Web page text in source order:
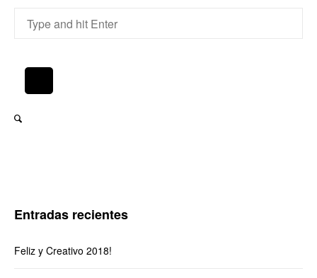
Entradas recientes
Feliz y Creativo 2018!